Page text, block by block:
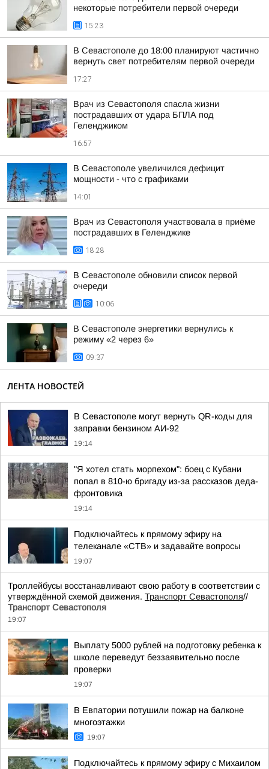
некоторые потребители первой очереди
15:23
В Севастополе до 18:00 планируют частично
вернуть свет потребителям первой очереди
17:27
Врач из Севастополя спасла жизни
пострадавших от удара БПЛА под
Геленджиком
16:57
В Севастополе увеличился дефицит
мощности - что с графиками
14:01
Врач из Севастополя участвовала в приёме
пострадавших в Геленджике
18:28
В Севастополе обновили список первой
очереди
10:06
В Севастополе энергетики вернулись к
режиму «2 через 6»
09:37
ЛЕНТА НОВОСТЕЙ
В Севастополе могут вернуть QR-коды для
заправки бензином АИ-92
19:14
"Я хотел стать морпехом": боец с Кубани
попал в 810-ю бригаду из-за рассказов деда-
фронтовика
19:14
Подключайтесь к прямому эфиру на
телеканале «СТВ» и задавайте вопросы
19:07
Троллейбусы восстанавливают свою работу в соответствии с
утверждённой схемой движения. Транспорт Севастополя//
Транспорт Севастополя
19:07
Выплату 5000 рублей на подготовку ребенка к
школе переведут беззаявительно после
проверки
19:07
В Евпатории потушили пожар на балконе
многоэтажки
19:07
Подключайтесь к прямому эфиру с Михаилом